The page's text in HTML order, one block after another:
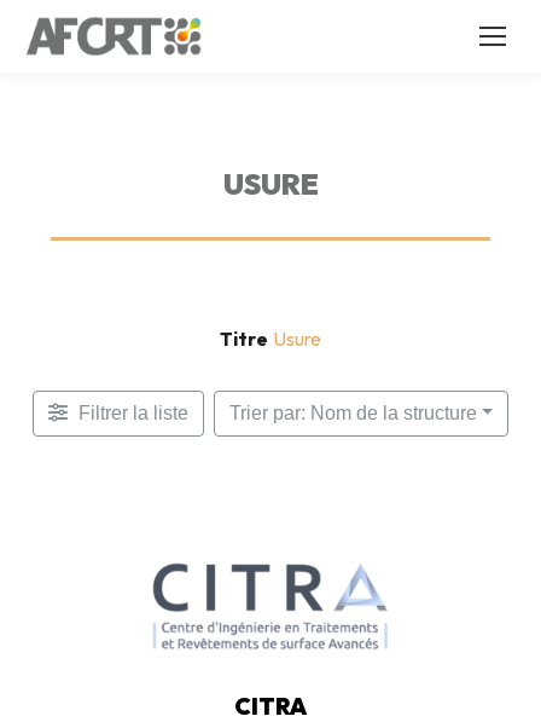
USURE
Titre Usure
Filtrer la liste Trier par: Nom de la structure
CITRA